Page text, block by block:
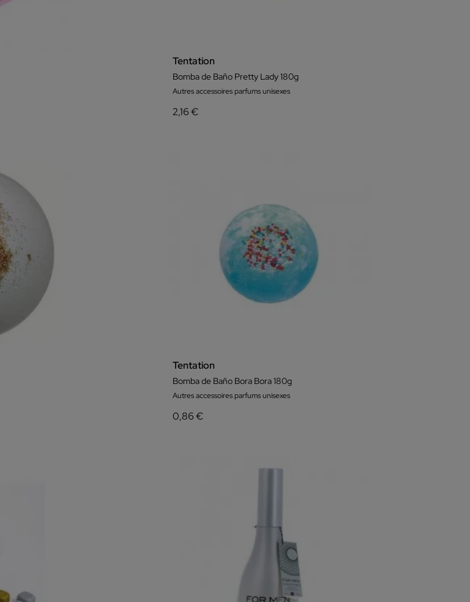
Tentation
Bomba de Baño Pretty Lady 180g
Autres accessoires parfums unisexes
2,16 €
Tentation
Bomba de Baño Bora Bora 180g
Autres accessoires parfums unisexes
0,86 €